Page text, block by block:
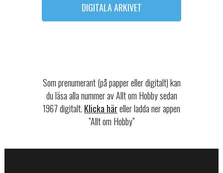
DIGITALA ARKIVET
Som prenumerant (på papper eller digitalt) kan
du läsa alla nummer av Allt om Hobby sedan
1967 digitalt. Klicka häreller ladda ner appen
”Allt om Hobby”